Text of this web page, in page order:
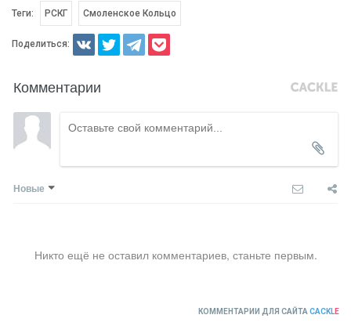
Теги: РСКГ Смоленское Кольцо
Поделиться:
Комментарии
Новые
Никто ещё не оставил комментариев, станьте первым.
КОММЕНТАРИИ ДЛЯ САЙТА CACKLE